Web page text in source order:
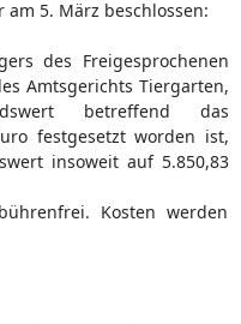
5. März beschlossen:
des Freigesprochenen
Amtsgerichts Tiergarten,
betreffend das
festgesetzt worden ist,
insoweit auf 5.850,83
Kosten werden